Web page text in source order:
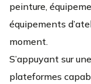
peinture,
équipements
moment.
S’appuyant sur
plateformes